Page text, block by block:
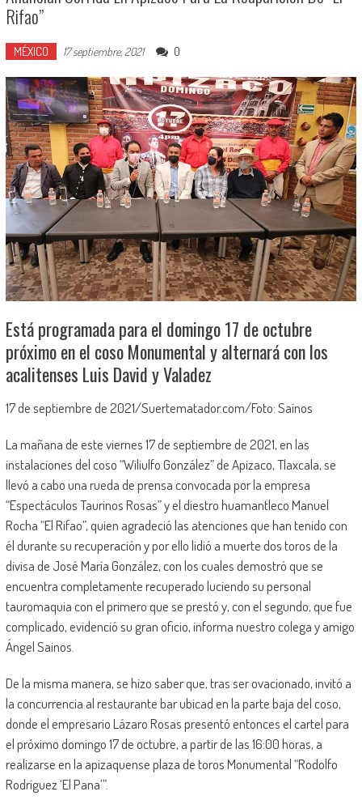
Rifao”
MÉXICO 17 septiembre, 2021 0
Está programada para el domingo 17 de octubre
próximo en el coso Monumental y alternará con los
acalitenses Luis David y Valadez
17 de septiembre de 2021/Suertematador.com/Foto: Saínos
La mañana de este viernes 17 de septiembre de 2021, en las
instalaciones del coso “Wiliulfo González” de Apizaco, Tlaxcala, se
llevó a cabo una rueda de prensa convocada por la empresa
“Espectáculos Taurinos Rosas” y el diestro huamantleco Manuel
Rocha “El Rifao”, quien agradeció las atenciones que han tenido con
él durante su recuperación y por ello lidió a muerte dos toros de la
divisa de José María González, con los cuales demostró que se
encuentra completamente recuperado luciendo su personal
tauromaquia con el primero que se prestó y, con el segundo, que fue
complicado, evidenció su gran oficio, informa nuestro colega y amigo
Ángel Sainos.
De la misma manera, se hizo saber que, tras ser ovacionado, invitó a
la concurrencia al restaurante bar ubicad en la parte baja del coso,
donde el empresario Lázaro Rosas presentó entonces el cartel para
el próximo domingo 17 de octubre, a partir de las 16:00 horas, a
realizarse en la apizaquense plaza de toros Monumental “Rodolfo
Rodríguez ‘El Pana’”.